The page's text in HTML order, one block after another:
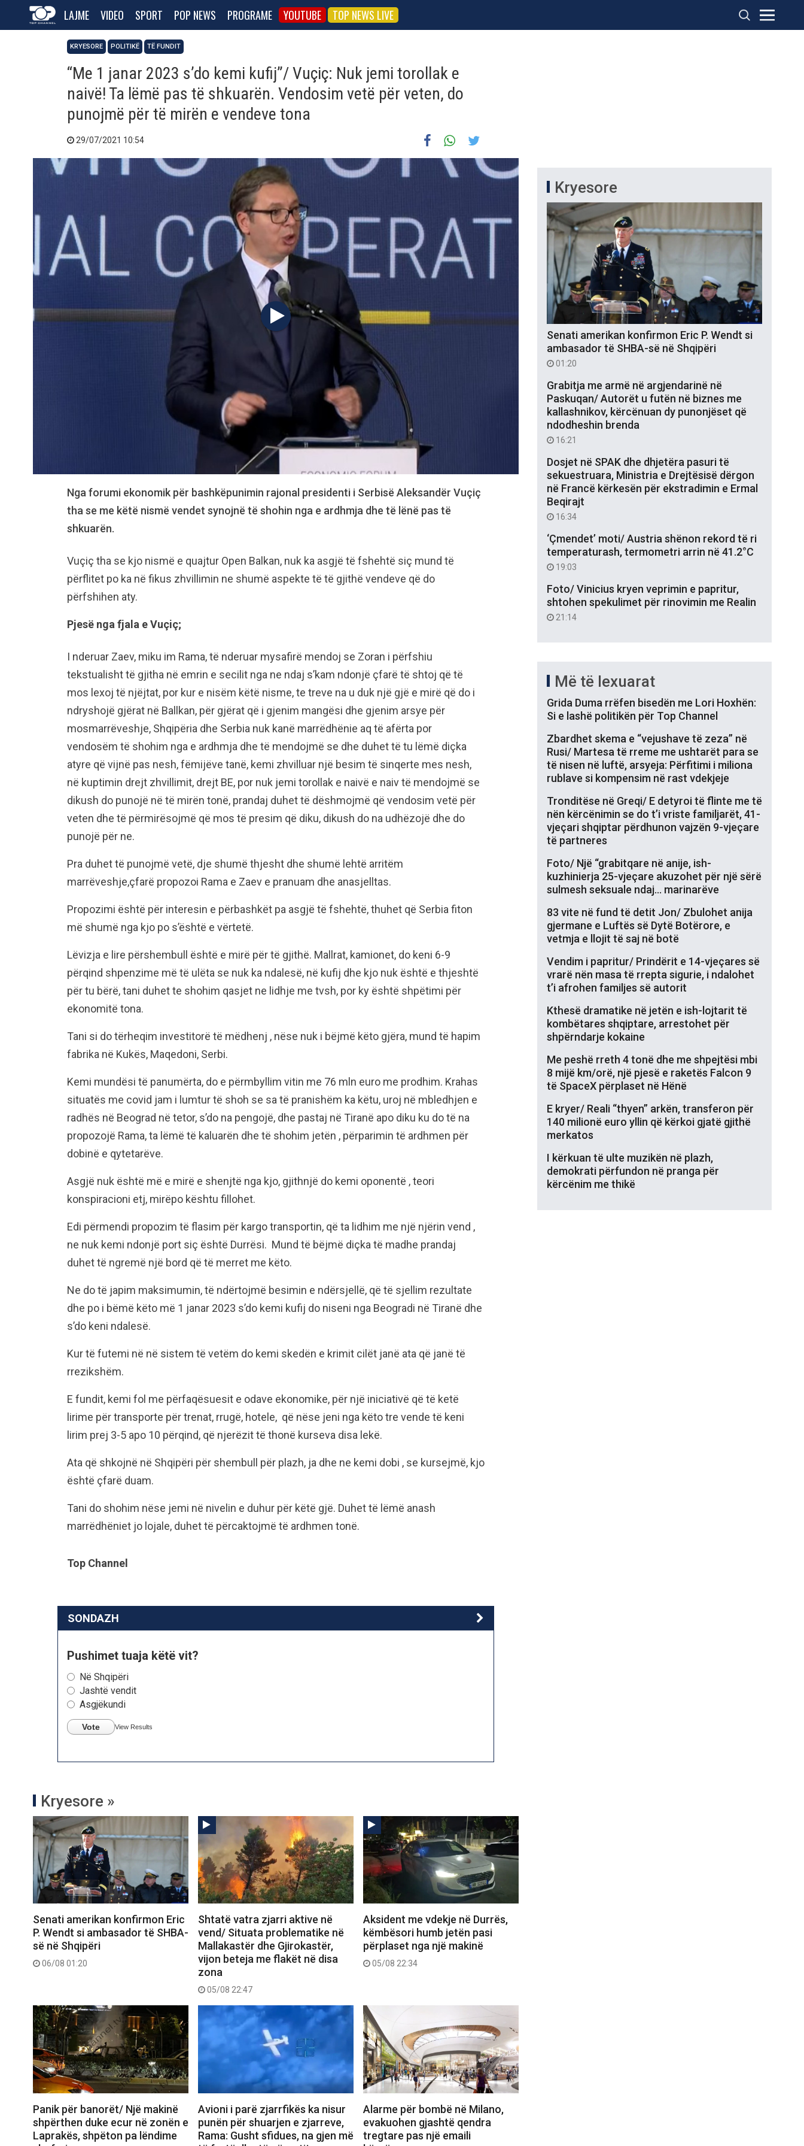
LAJME VIDEO SPORT POP NEWS PROGRAME YOUTUBE TOP NEWS LIVE
KRYESORE POLITIKË TË FUNDIT
“Me 1 janar 2023 s’do kemi kufij”/ Vuçiç: Nuk jemi torollak e
naivë! Ta lëmë pas të shkuarën. Vendosim vetë për veten, do
punojmë për të mirën e vendeve tona
29/07/2021 10:54
Nga forumi ekonomik për bashkëpunimin rajonal presidenti i Serbisë Aleksandër Vuçiç
tha se me këtë nismë vendet synojnë të shohin nga e ardhmja dhe të lënë pas të
shkuarën.
Vuçiç tha se kjo nismë e quajtur Open Balkan, nuk ka asgjë të fshehtë siç mund të
përflitet po ka në fikus zhvillimin ne shumë aspekte të të gjithë vendeve që do
përfshihen aty.
Pjesë nga fjala e Vuçiç;
I nderuar Zaev, miku im Rama, të nderuar mysafirë mendoj se Zoran i përfshiu
tekstualisht të gjitha në emrin e secilit nga ne ndaj s’kam ndonjë çfarë të shtoj që të
mos lexoj të njëjtat, por kur e nisëm këtë nisme, te treve na u duk një gjë e mirë që do i
ndryshojë gjërat në Ballkan, për gjërat që i gjenim mangësi dhe gjenim arsye për
mosmarrëveshje, Shqipëria dhe Serbia nuk kanë marrëdhënie aq të afërta por
vendosëm të shohim nga e ardhmja dhe të mendojmë se dhe duhet të tu lëmë diçka
atyre që vijnë pas nesh, fëmijëve tanë, kemi zhvilluar një besim të sinqerte mes nesh,
në kuptimin drejt zhvillimit, drejt BE, por nuk jemi torollak e naivë e naiv të mendojmë se
dikush do punojë në të mirën tonë, prandaj duhet të dëshmojmë që vendosim vetë për
veten dhe të përmirësojmë që mos të presim që diku, dikush do na udhëzojë dhe do
punojë për ne.
Pra duhet të punojmë vetë, dje shumë thjesht dhe shumë lehtë arritëm
marrëveshje,çfarë propozoi Rama e Zaev e pranuam dhe anasjelltas.
Propozimi është për interesin e përbashkët pa asgjë të fshehtë, thuhet që Serbia fiton
më shumë nga kjo po s’është e vërtetë.
Lëvizja e lire përshembull është e mirë për të gjithë. Mallrat, kamionet, do keni 6-9
përqind shpenzime më të ulëta se nuk ka ndalesë, në kufij dhe kjo nuk është e thjeshtë
për tu bërë, tani duhet te shohim qasjet ne lidhje me tvsh, por ky është shpëtimi për
ekonomitë tona.
Tani si do tërheqim investitorë të mëdhenj , nëse nuk i bëjmë këto gjëra, mund të hapim
fabrika në Kukës, Maqedoni, Serbi.
Kemi mundësi të panumërta, do e përmbyllim vitin me 76 mln euro me prodhim. Krahas
situatës me covid jam i lumtur të shoh se sa të pranishëm ka këtu, uroj në mbledhjen e
radhës në Beograd në tetor, s’do na pengojë, dhe pastaj në Tiranë apo diku ku do të na
propozojë Rama, ta lëmë të kaluarën dhe të shohim jetën , përparimin të ardhmen për
dobinë e qytetarëve.
Asgjë nuk është më e mirë e shenjtë nga kjo, gjithnjë do kemi oponentë , teori
konspiracioni etj, mirëpo kështu fillohet.
Edi përmendi propozim të flasim për kargo transportin, që ta lidhim me një njërin vend ,
ne nuk kemi ndonjë port siç është Durrësi. Mund të bëjmë diçka të madhe prandaj
duhet të ngremë një bord që të merret me këto.
Ne do të japim maksimumin, të ndërtojmë besimin e ndërsjellë, që të sjellim rezultate
dhe po i bëmë këto më 1 janar 2023 s’do kemi kufij do niseni nga Beogradi në Tiranë dhe
s’do keni ndalesë.
Kur të futemi në në sistem të vetëm do kemi skedën e krimit cilët janë ata që janë të
rrezikshëm.
E fundit, kemi fol me përfaqësuesit e odave ekonomike, për një iniciativë që të ketë
lirime për transporte për trenat, rrugë, hotele, që nëse jeni nga këto tre vende të keni
lirim prej 3-5 apo 10 përqind, që njerëzit të thonë kurseva disa lekë.
Ata që shkojnë në Shqipëri për shembull për plazh, ja dhe ne kemi dobi , se kursejmë, kjo
është çfarë duam.
Tani do shohim nëse jemi në nivelin e duhur për këtë gjë. Duhet të lëmë anash
marrëdhëniet jo lojale, duhet të përcaktojmë të ardhmen tonë.
Top Channel
SONDAZH
Pushimet tuaja këtë vit?
Në Shqipëri
Jashtë vendit
Asgjëkundi
Vote View Results
Kryesore »
Senati amerikan konfirmon Eric
P. Wendt si ambasador të SHBA-
së në Shqipëri
06/08 01:20
Shtatë vatra zjarri aktive në
vend/ Situata problematike në
Mallakastër dhe Gjirokastër,
vijon beteja me flakët në disa
zona
05/08 22:47
Aksident me vdekje në Durrës,
këmbësori humb jetën pasi
përplaset nga një makinë
05/08 22:34
Panik për banorët/ Një makinë
shpërthen duke ecur në zonën e
Laprakës, shpëton pa lëndime
Avioni i parë zjarrfikës ka nisur
punën për shuarjen e zjarreve,
Rama: Gusht sfidues, na gjen më
Alarme për bombë në Milano,
evakuohen gjashtë qendra
tregtare pas një emaili
Kryesore
Senati amerikan konfirmon Eric P. Wendt si
ambasador të SHBA-së në Shqipëri
01:20
Grabitja me armë në argjendarinë në
Paskuqan/ Autorët u futën në biznes me
kallashnikov, kërcënuan dy punonjëset që
ndodheshin brenda
16:21
Dosjet në SPAK dhe dhjetëra pasuri të
sekuestruara, Ministria e Drejtësisë dërgon
në Francë kërkesën për ekstradimin e Ermal
Beqirajt
16:34
‘Çmendet’ moti/ Austria shënon rekord të ri
temperaturash, termometri arrin në 41.2°C
19:03
Foto/ Vinicius kryen veprimin e papritur,
shtohen spekulimet për rinovimin me Realin
21:14
Më të lexuarat
Grida Duma rrëfen bisedën me Lori Hoxhën:
Si e lashë politikën për Top Channel
Zbardhet skema e “vejushave të zeza” në
Rusi/ Martesa të rreme me ushtarët para se
të nisen në luftë, arsyeja: Përfitimi i miliona
rublave si kompensim në rast vdekjeje
Tronditëse në Greqi/ E detyroi të flinte me të
nën kërcënimin se do t’i vriste familjarët, 41-
vjeçari shqiptar përdhunon vajzën 9-vjeçare
të partneres
Foto/ Një “grabitqare në anije, ish-
kuzhinierja 25-vjeçare akuzohet për një sërë
sulmesh seksuale ndaj… marinarëve
83 vite në fund të detit Jon/ Zbulohet anija
gjermane e Luftës së Dytë Botërore, e
vetmja e llojit të saj në botë
Vendim i papritur/ Prindërit e 14-vjeçares së
vrarë nën masa të rrepta sigurie, i ndalohet
t’i afrohen familjes së autorit
Kthesë dramatike në jetën e ish-lojtarit të
kombëtares shqiptare, arrestohet për
shpërndarje kokaine
Me peshë rreth 4 tonë dhe me shpejtësi mbi
8 mijë km/orë, një pjesë e raketës Falcon 9
të SpaceX përplaset në Hënë
E kryer/ Reali “thyen” arkën, transferon për
140 milionë euro yllin që kërkoi gjatë gjithë
merkatos
I kërkuan të ulte muzikën në plazh,
demokrati përfundon në pranga për
kërcënim me thikë